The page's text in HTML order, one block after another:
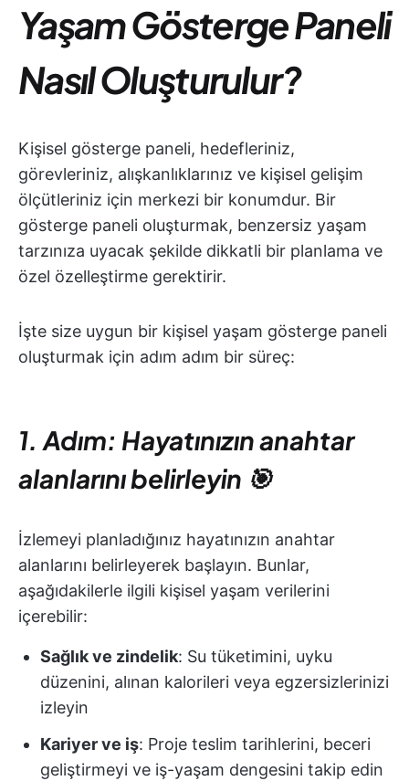
Yaşam Gösterge Paneli
Nasıl Oluşturulur?
Kişisel gösterge paneli, hedefleriniz,
görevleriniz, alışkanlıklarınız ve kişisel gelişim
ölçütleriniz için merkezi bir konumdur. Bir
gösterge paneli oluşturmak, benzersiz yaşam
tarzınıza uyacak şekilde dikkatli bir planlama ve
özel özelleştirme gerektirir.
İşte size uygun bir kişisel yaşam gösterge paneli
oluşturmak için adım adım bir süreç:
1. Adım: Hayatınızın anahtar
alanlarını belirleyin 🎯
İzlemeyi planladığınız hayatınızın anahtar
alanlarını belirleyerek başlayın. Bunlar,
aşağıdakilerle ilgili kişisel yaşam verilerini
içerebilir:
Sağlık ve zindelik: Su tüketimini, uyku
düzenini, alınan kalorileri veya egzersizlerinizi
izleyin
Kariyer ve iş: Proje teslim tarihlerini, beceri
geliştirmeyi ve iş-yaşam dengesini takip edin